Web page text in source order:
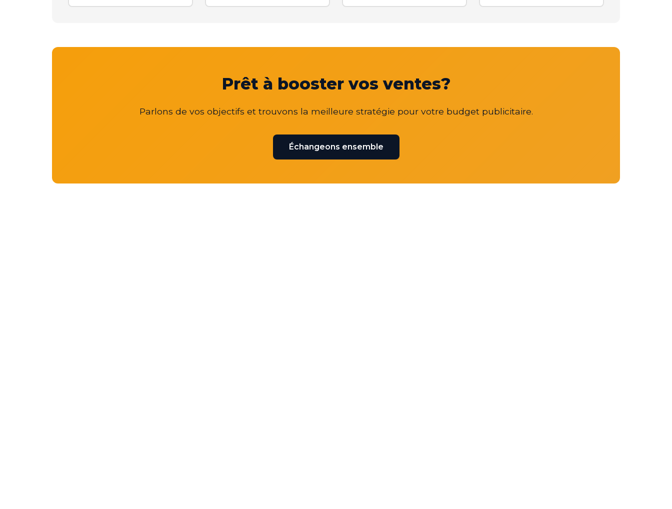
Prêt à booster vos ventes?
Parlons de vos objectifs et trouvons la meilleure stratégie pour votre budget publicitaire.
Échangeons ensemble